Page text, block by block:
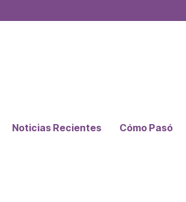
Noticias Recientes Cómo Pasó